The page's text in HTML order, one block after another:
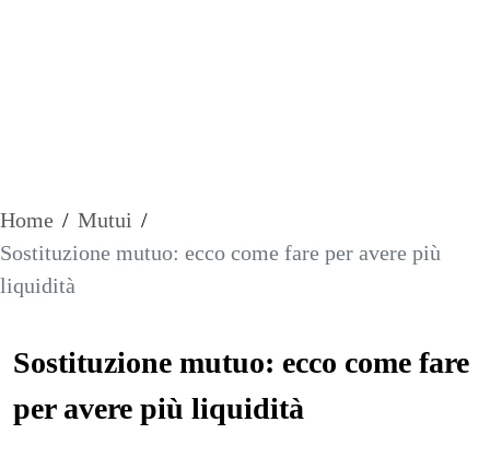
Home / Mutui /
Sostituzione mutuo: ecco come fare per avere più
liquidità
Sostituzione mutuo: ecco come fare
per avere più liquidità